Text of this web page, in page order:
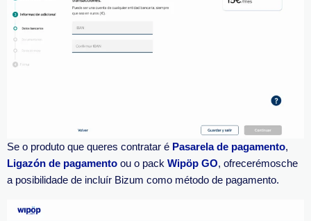
Se o produto que queres contratar é Pasarela de pagamento,
Ligazón de pagamento ou o pack Wipöp GO, ofrecerémosche
a posibilidade de incluír Bizum como método de pagamento.